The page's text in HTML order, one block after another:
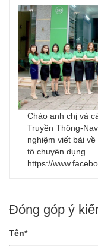
Chào anh chị và
Truyền Thông-
nghiệm viết bài
tô chuyên dụng.
https://
Đóng góp ý
Tên*